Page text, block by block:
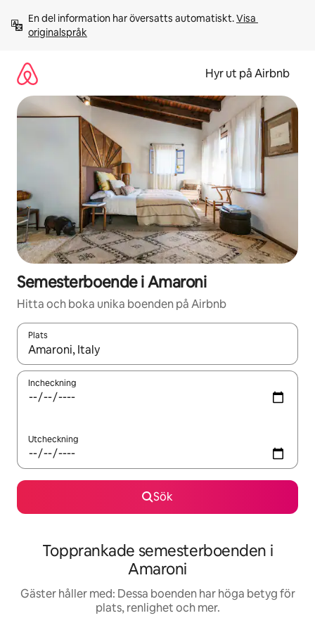
innehåll
En del information har översatts automatiskt. Visa
originalspråk
Hyr ut på Airbnb
Semesterboende i Amaroni
Hitta och boka unika boenden på Airbnb
Plats
När resultaten är tillgängliga kan du navigera med upp- och
Incheckning
Utcheckning
Sök
Topprankade semesterboenden i
Amaroni
Gäster håller med: Dessa boenden har höga betyg för
plats, renlighet och mer.